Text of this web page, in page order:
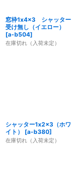
窓枠1x4x3 シャッター
受け無し（イエロー）
[a-b504]
在庫切れ（入荷未定）
シャッター1x2x3（ホワ
イト）
[a-b380]
在庫切れ（入荷未定）